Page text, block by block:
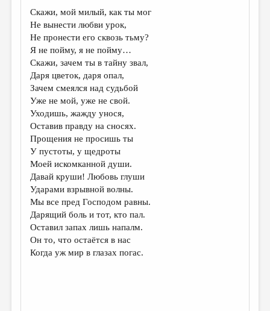
НОВОСТИ
ПРАВИЛА САЙТА
ОТДЕЛЫ И РУБРИКИ
ИЗБРАННОЕ
ДАЙДЖЕСТ
ПРОИЗВЕДЕНИЯ
ПЕРЕВОДЫ
КОНКУРСЫ
ДЕТСКАЯ КОМНАТА
КНИЖНАЯ ПОЛКА
ОБЗОР ЛИТЕРАТУРЫ
СТРАНИЦЫ ПАМЯТИ
Скажи, мой милый, как ты мог
Не вынести любви урок,
Не пронести его сквозь тьму?
Я не пойму, я не пойму…
Скажи, зачем ты в тайну звал,
Даря цветок, даря опал,
Зачем смеялся над судьбой
Уже не мой, уже не свой.
Уходишь, жажду унося,
Оставив правду на сносях.
Прощения не просишь ты
У пустоты, у щедроты
Моей искомканной души.
Давай круши! Любовь глуши
Ударами взрывной волны.
Мы все пред Господом равны.
Дарящий боль и тот, кто пал.
Оставил запах лишь напалм.
Он то, что остаётся в нас
Когда уж мир в глазах погас.